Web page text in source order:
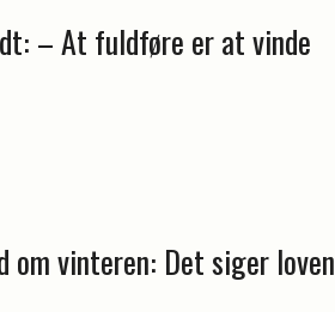
– At fuldføre er at vinde
om vinteren: Det siger loven